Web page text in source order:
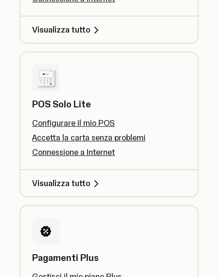
Visualizza tutto
POS Solo Lite
Configurare il mio POS
Accetta la carta senza problemi
Connessione a Internet
Visualizza tutto
Pagamenti Plus